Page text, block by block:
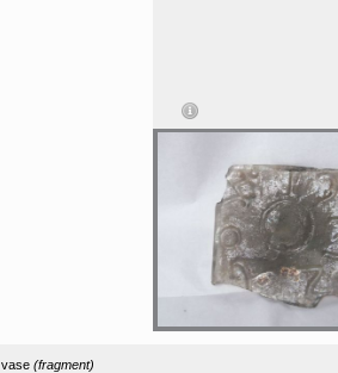
vase (fragment)